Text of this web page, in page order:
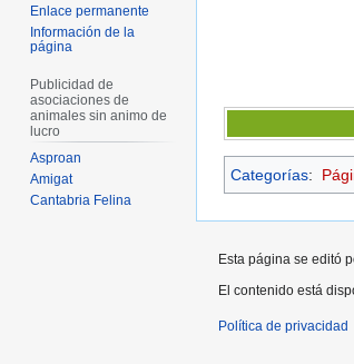
Categorías:
Enlace permanente
Información de la
página
Publicidad de
asociaciones de
animales sin animo de
lucro
Asproan
Amigat
Cantabria Felina
Esta página se editó
El contenido está
Política de privacidad